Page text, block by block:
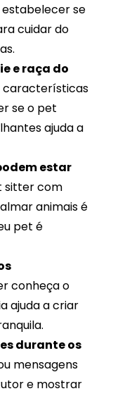
se
cuidar do
e raça do
características
se o pet
ajuda a
estar
sitter com
animais é
pet é
conheça o
ajuda a criar
durante os
mensagens
e mostrar